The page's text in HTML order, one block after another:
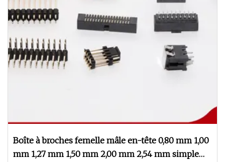
Boîte à broches femelle mâle en-tête 0,80 mm 1,00
mm 1,27 mm 1,50 mm 2,00 mm 2,54 mm simple